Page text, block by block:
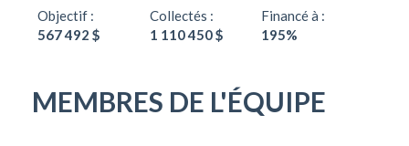
Objectif :
567 492 $
Collectés :
1 110 450 $
Financé à :
195%
MEMBRES DE L'ÉQUIPE